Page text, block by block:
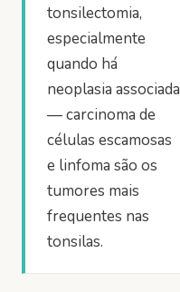
tonsilectomia,
especialmente
quando há
neoplasia associada
— carcinoma de
células escamosas
e linfoma são os
tumores mais
frequentes nas
tonsilas.